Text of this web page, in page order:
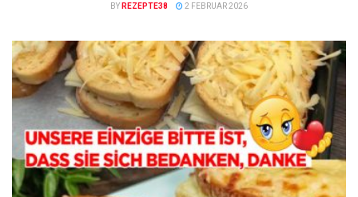
BY REZEPTE38 2 FEBRUAR 2026